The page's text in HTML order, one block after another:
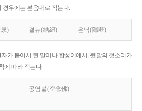
경우에는 본음대로 적는다.
) 결뉴(結紐) 은닉(隱匿)
가 붙어서 된 말이나 합성어에서, 뒷말의 첫소리가
에 따라 적는다.
공염불(空念佛)